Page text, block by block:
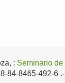
: Seminario de
84-8465-492-6 .-